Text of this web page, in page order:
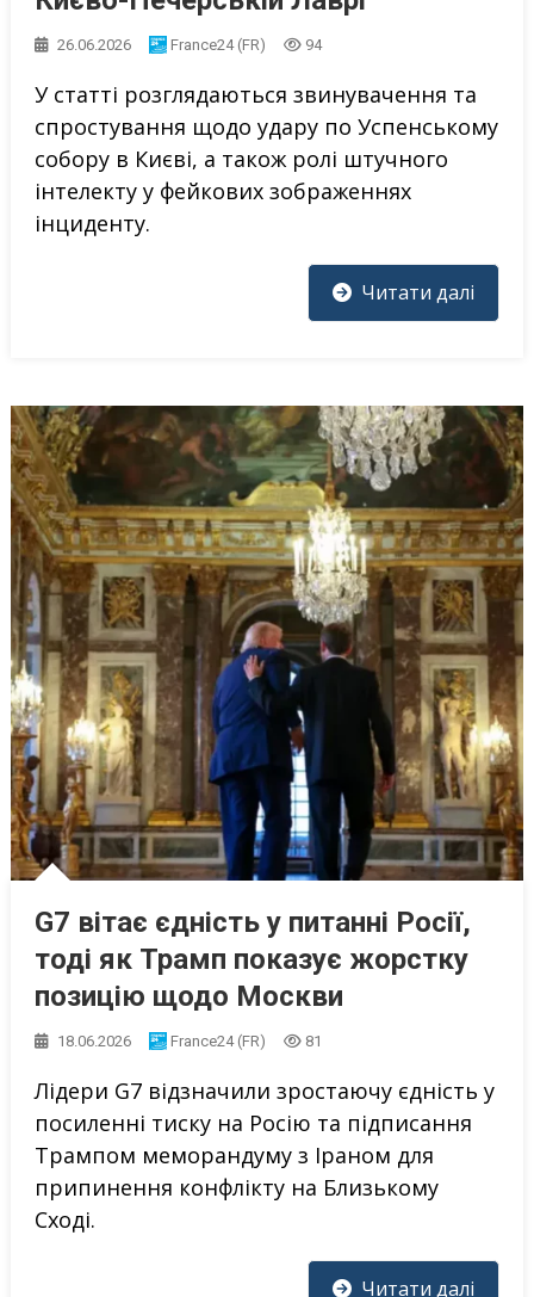
26.06.2026 France24 (FR) 94
У статті розглядаються звинувачення та
спростування щодо удару по Успенському
собору в Києві, а також ролі штучного
інтелекту у фейкових зображеннях
інциденту.
Читати далі
G7 вітає єдність у питанні Росії,
тоді як Трамп показує жорстку
позицію щодо Москви
18.06.2026 France24 (FR) 81
Лідери G7 відзначили зростаючу єдність у
посиленні тиску на Росію та підписання
Трампом меморандуму з Іраном для
припинення конфлікту на Близькому
Сході.
Читати далі